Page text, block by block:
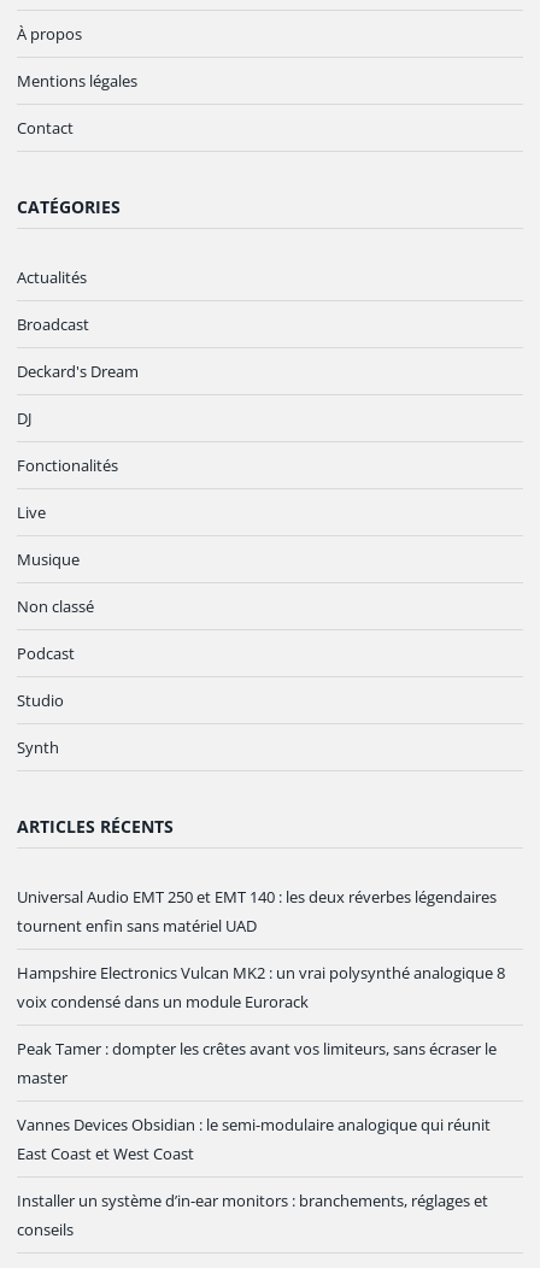
À propos
Mentions légales
Contact
CATÉGORIES
Actualités
Broadcast
Deckard's Dream
DJ
Fonctionalités
Live
Musique
Non classé
Podcast
Studio
Synth
ARTICLES RÉCENTS
Universal Audio EMT 250 et EMT 140 : les deux réverbes légendaires
tournent enfin sans matériel UAD
Hampshire Electronics Vulcan MK2 : un vrai polysynthé analogique 8
voix condensé dans un module Eurorack
Peak Tamer : dompter les crêtes avant vos limiteurs, sans écraser le
master
Vannes Devices Obsidian : le semi-modulaire analogique qui réunit
East Coast et West Coast
Installer un système d’in-ear monitors : branchements, réglages et
conseils